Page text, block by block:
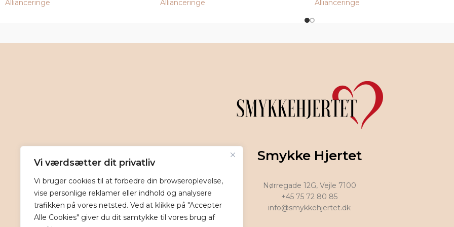
Vi værdsætter dit privatliv
Vi bruger cookies til at forbedre din browseroplevelse,
vise personlige reklamer eller indhold og analysere
trafikken på vores netsted. Ved at klikke på "Accepter
Alle Cookies" giver du dit samtykke til vores brug af
Allianceringe Allianceringe Allianceringe
Smykke Hjertet
Nørregade 12G, Vejle 7100
+45 75 72 80 85
info@smykkehjertet.dk